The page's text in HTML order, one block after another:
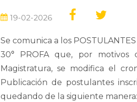
19-02-2026
Se comunica a los
30° PROFA que, por
Magistratura, se modifica el
Publicación de postulantes
quedando de la siguiente manera: